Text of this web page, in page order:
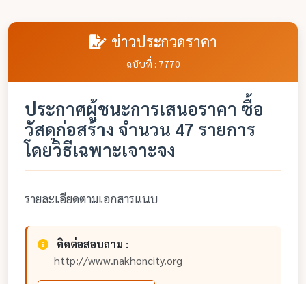
ข่าวประกวดราคา
ฉบับที่ : 7770
ประกาศผู้ชนะการเสนอราคา ซื้อ
วัสดุก่อสร้าง จำนวน 47 รายการ
โดยวิธีเฉพาะเจาะจง
รายละเอียดตามเอกสารแนบ
ติดต่อสอบถาม :
http://www.nakhoncity.org